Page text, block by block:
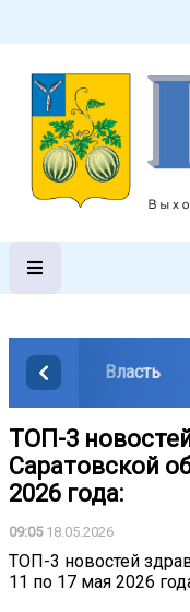
Власть
ТОП-3
Саратовской
2026 года:
09:0518.05.2026
ТОП-3 новостей
11 по 17 мая 2026